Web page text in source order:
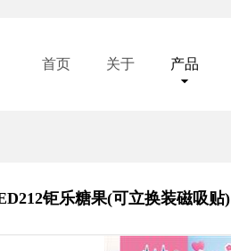
首页 关于 产品
钜乐糖果(可立换装磁吸贴)